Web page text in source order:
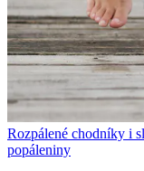
Rozpálené chodníky i
popáleniny